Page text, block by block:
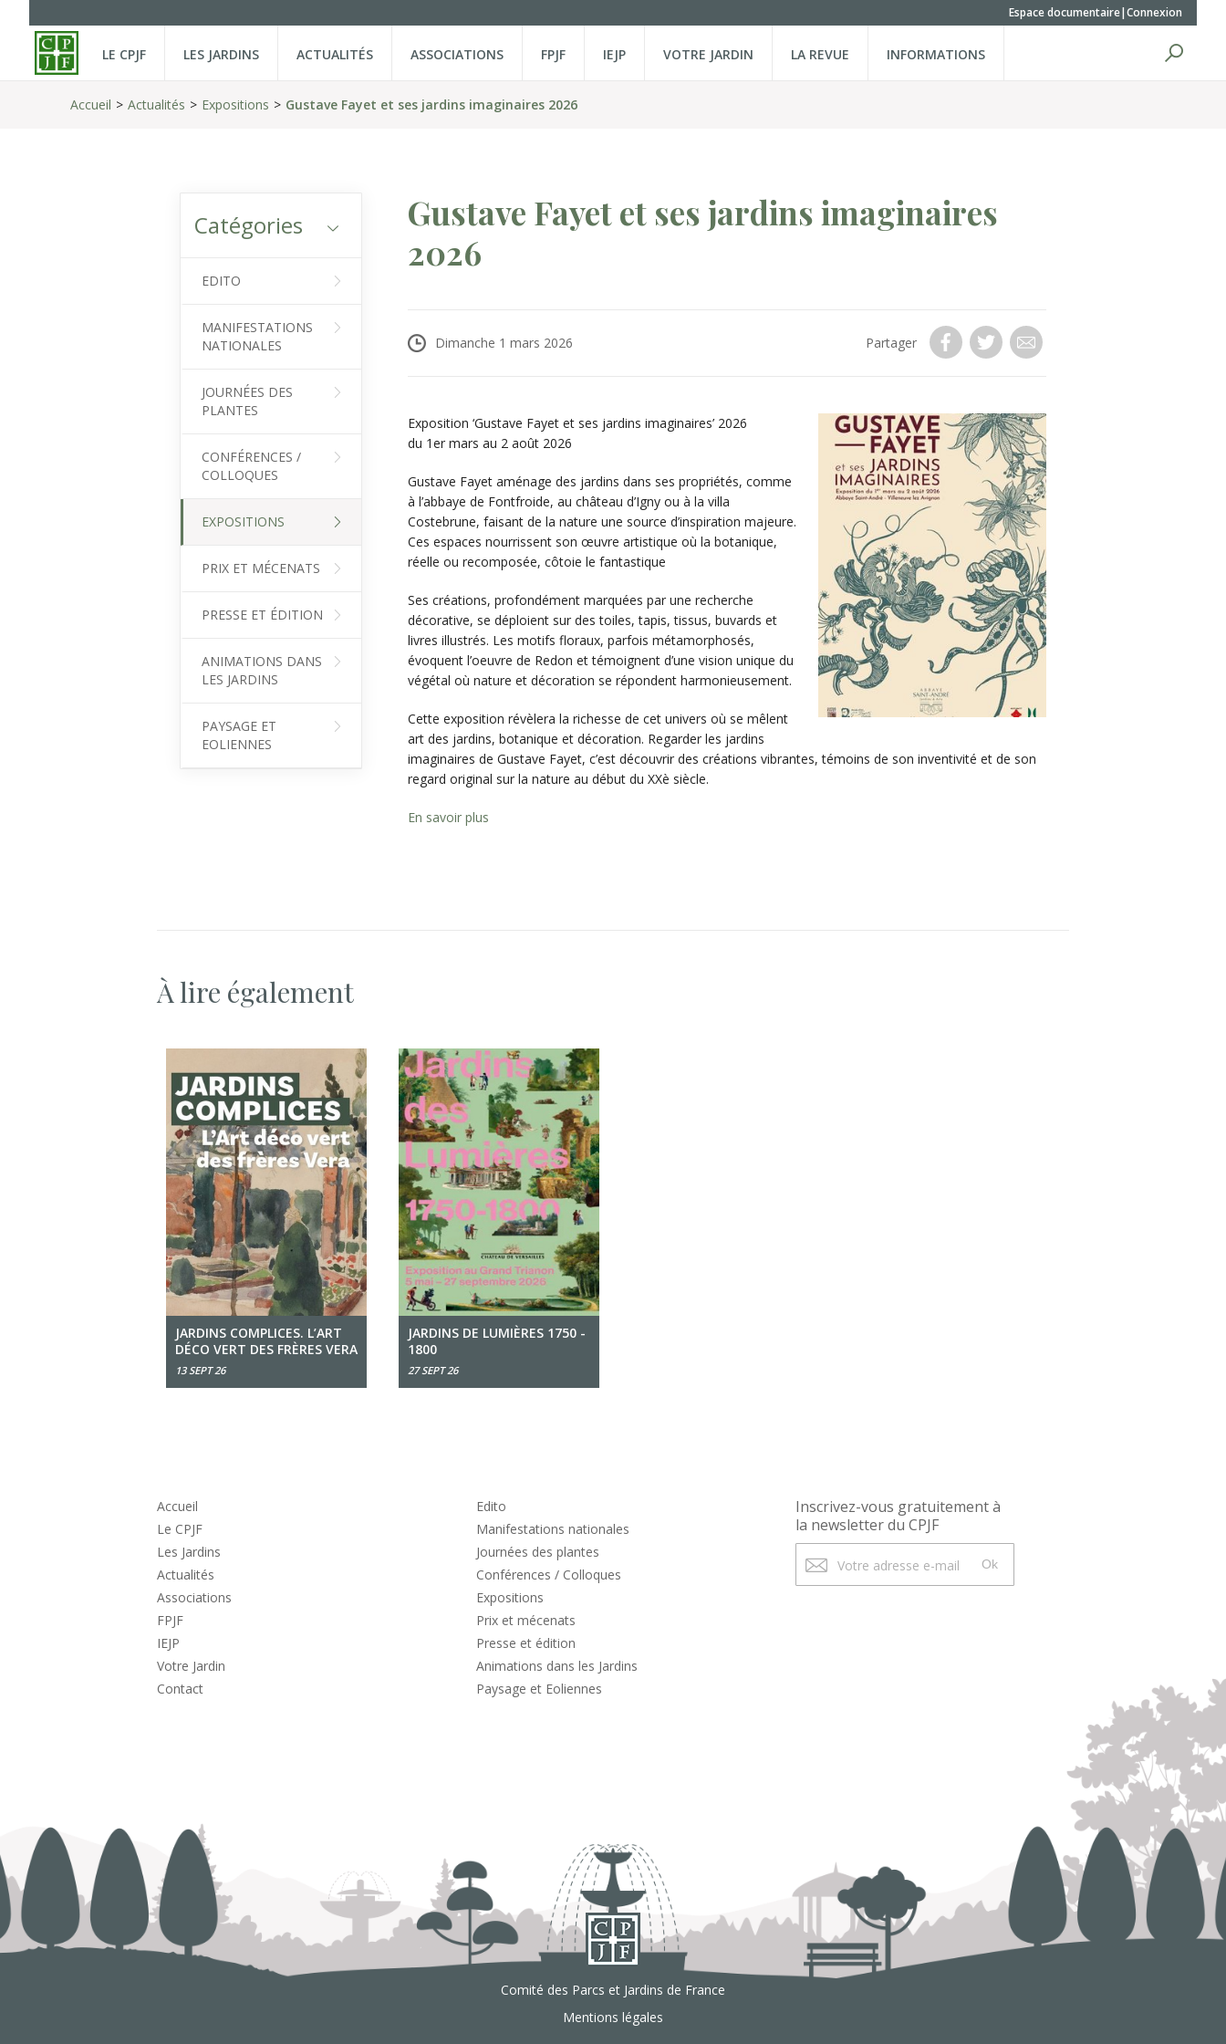
Espace documentaire Connexion
LE CPJF LES JARDINS ACTUALITÉS ASSOCIATIONS FPJF IEJP VOTRE JARDIN LA REVUE INFORMATIONS
Accueil Actualités Expositions Gustave Fayet et ses jardins imaginaires 2026
Catégories
EDITO
MANIFESTATIONS
NATIONALES
JOURNÉES DES
PLANTES
CONFÉRENCES /
COLLOQUES
EXPOSITIONS
PRIX ET MÉCENATS
PRESSE ET ÉDITION
ANIMATIONS DANS
LES JARDINS
PAYSAGE ET
EOLIENNES
Gustave Fayet et ses jardins imaginaires
2026
Dimanche 1 mars 2026 Partager
Exposition ‘Gustave Fayet et ses jardins imaginaires’ 2026
du 1er mars au 2 août 2026
Gustave Fayet aménage des jardins dans ses propriétés, comme
à l’abbaye de Fontfroide, au château d’Igny ou à la villa
Costebrune, faisant de la nature une source d’inspiration majeure.
Ces espaces nourrissent son œuvre artistique où la botanique,
réelle ou recomposée, côtoie le fantastique
Ses créations, profondément marquées par une recherche
décorative, se déploient sur des toiles, tapis, tissus, buvards et
livres illustrés. Les motifs floraux, parfois métamorphosés,
évoquent l’oeuvre de Redon et témoignent d’une vision unique du
végétal où nature et décoration se répondent harmonieusement.
Cette exposition révèlera la richesse de cet univers où se mêlent
art des jardins, botanique et décoration. Regarder les jardins
imaginaires de Gustave Fayet, c’est découvrir des créations vibrantes, témoins de son inventivité et de son
regard original sur la nature au début du XXè siècle.
En savoir plus
À lire également
JARDINS COMPLICES. L’ART
DÉCO VERT DES FRÈRES VERA
13 SEPT 26
JARDINS DE LUMIÈRES 1750 -
1800
27 SEPT 26
Accueil
Le CPJF
Les Jardins
Actualités
Associations
FPJF
IEJP
Votre Jardin
Contact
Edito
Manifestations nationales
Journées des plantes
Conférences / Colloques
Expositions
Prix et mécenats
Presse et édition
Animations dans les Jardins
Paysage et Eoliennes
Inscrivez-vous gratuitement à
la newsletter du CPJF
Ok
Comité des Parcs et Jardins de France
Mentions légales